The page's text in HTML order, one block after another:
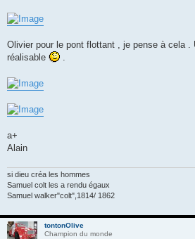
Olivier pour le pont flottant , je pense à cela .
réalisable
.
a+
Alain
si dieu créa les hommes
Samuel colt les a rendu égaux
Samuel walker"colt",1814/ 1862
tontonOlive
Champion du monde